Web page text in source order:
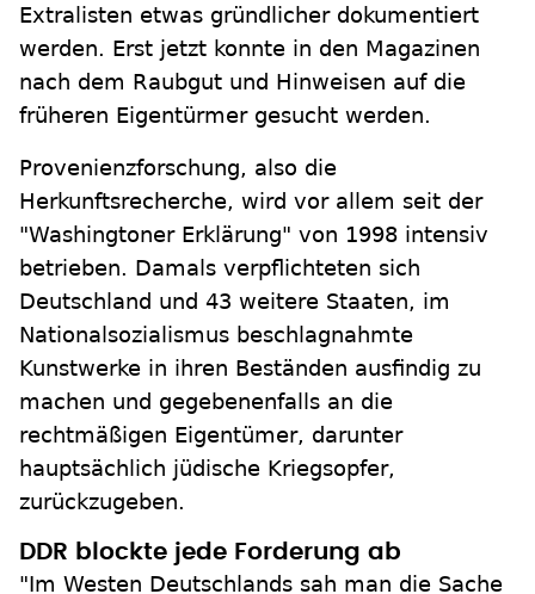
Extralisten etwas gründlicher dokumentiert
werden. Erst jetzt konnte in den Magazinen
nach dem Raubgut und Hinweisen auf die
früheren Eigentürmer gesucht werden.
Provenienzforschung, also die
Herkunftsrecherche, wird vor allem seit der
"Washingtoner Erklärung" von 1998 intensiv
betrieben. Damals verpflichteten sich
Deutschland und 43 weitere Staaten, im
Nationalsozialismus beschlagnahmte
Kunstwerke in ihren Beständen ausfindig zu
machen und gegebenenfalls an die
rechtmäßigen Eigentümer, darunter
hauptsächlich jüdische Kriegsopfer,
zurückzugeben.
DDR blockte jede Forderung ab
"Im Westen Deutschlands sah man die Sache